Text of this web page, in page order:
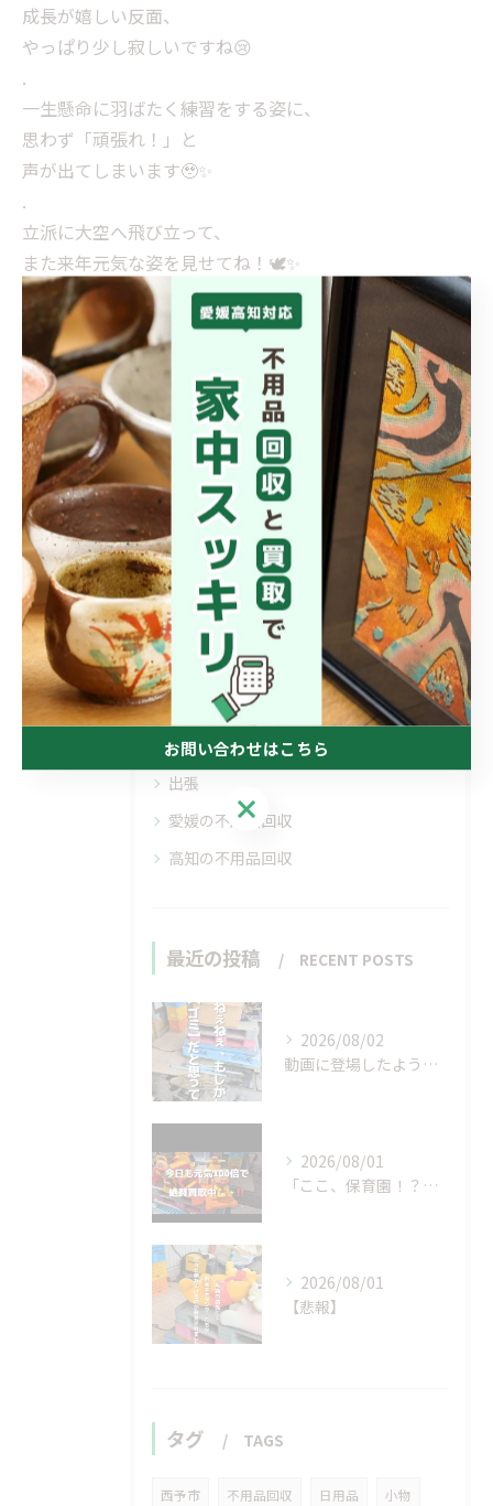
成長が嬉しい反面、
やっぱり少し寂しいですね😢
.
一生懸命に羽ばたく練習をする姿に、
思わず「頑張れ！」と
声が出てしまいます🥹✨
.
立派に大空へ飛び立って、
また来年元気な姿を見せてね！🕊️✨
.
#愛媛県 #リサイクルショップ #ポンコツ屋 #動物
#CapCut
< 前のページ 一覧に戻る 次のページ >
カテゴリー CATEGORIES
全てのカテゴリー
買取
遺品整理
出張
愛媛の不用品回収
高知の不用品回収
最近の投稿 RECENT POSTS
2026/08/02
動画に登場したような…
2026/08/01
「ここ、保育園！？」と
2026/08/01
【悲報】
タグ TAGS
西予市 不用品回収 日用品 小物
お問い合わせはこちら
お問い合わせはこちら